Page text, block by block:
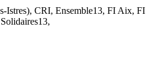
Istres), CRI, Ensemble13, FI Aix, FI